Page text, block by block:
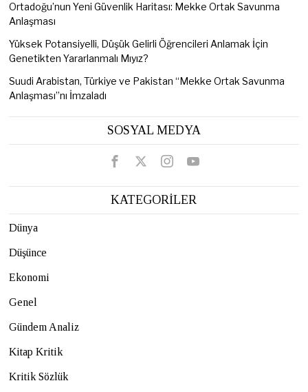
Ortadoğu’nun Yeni Güvenlik Haritası: Mekke Ortak Savunma
Anlaşması
Yüksek Potansiyelli, Düşük Gelirli Öğrencileri Anlamak İçin
Genetikten Yararlanmalı Mıyız?
Suudi Arabistan, Türkiye ve Pakistan “Mekke Ortak Savunma
Anlaşması”nı İmzaladı
SOSYAL MEDYA
KATEGORİLER
Dünya
Düşünce
Ekonomi
Genel
Gündem Analiz
Kitap Kritik
Kritik Sözlük